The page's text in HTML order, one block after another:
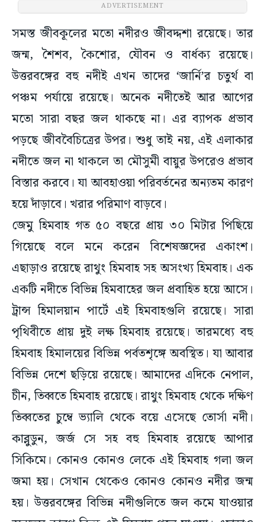
ADVERTISEMENT
সমস্ত জীবকূলের মতো নদীরও জীবদ্দশা রয়েছে। তার
জন্ম, শৈশব, কৈশোর, যৌবন ও বার্ধক্য রয়েছে।
উত্তরবঙ্গের বহু নদীই এখন তাদের ‘জার্নি’র চতুর্থ বা
পঞ্চম পর্যায়ে রয়েছে। অনেক নদীতেই আর আগের
মতো সারা বছর জল থাকছে না। এর ব্যাপক প্রভাব
পড়ছে জীববৈচিত্রের উপর। শুধু তাই নয়, এই এলাকার
নদীতে জল না থাকলে তা মৌসুমী বায়ুর উপরেও প্রভাব
বিস্তার করবে। যা আবহাওয়া পরিবর্তনের অন্যতম কারণ
হয়ে দাঁড়াবে। খরার পরিমাণ বাড়বে।
জেমু হিমবাহ গত ৫০ বছরে প্রায় ৩০ মিটার পিছিয়ে
গিয়েছে বলে মনে করেন বিশেষজ্ঞদের একাংশ।
এছাড়াও রয়েছে রাথুং হিমবাহ সহ অসংখ্য হিমবাহ। এক
একটি নদীতে বিভিন্ন হিমবাহের জল প্রবাহিত হয়ে আসে।
ট্রান্স হিমালয়ান পার্টে এই হিমবাহগুলি রয়েছে। সারা
পৃথিবীতে প্রায় দুই লক্ষ হিমবাহ রয়েছে। তারমধ্যে বহু
হিমবাহ হিমালয়ের বিভিন্ন পর্বতশৃঙ্গে অবস্থিত। যা আবার
বিভিন্ন দেশে ছড়িয়ে রয়েছে। আমাদের এদিকে নেপাল,
চীন, তিব্বতে হিমবাহ রয়েছে। রাথুং হিমবাহ থেকে দক্ষিণ
তিব্বতের চুম্বে ভ্যালি থেকে বয়ে এসেছে তোর্সা নদী।
কাব্লুডুন, জর্জ সে সহ বহু হিমবাহ রয়েছে আপার
সিকিমে। কোনও কোনও লেকে এই হিমবাহ গলা জল
জমা হয়। সেখান থেকেও কোনও কোনও নদীর জন্ম
হয়। উত্তরবঙ্গের বিভিন্ন নদীগুলিতে জল কমে যাওয়ার